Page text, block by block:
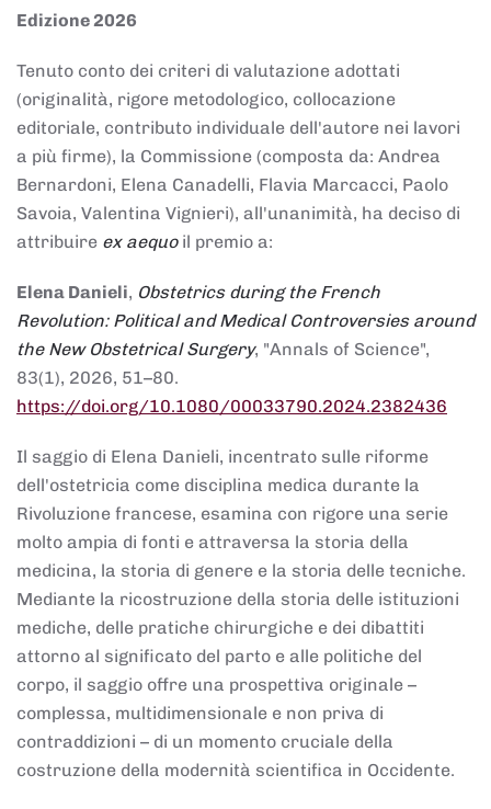
Edizione 2026
Tenuto conto dei criteri di valutazione adottati
(originalità, rigore metodologico, collocazione
editoriale, contributo individuale dell'autore nei lavori
a più firme), la Commissione (composta da: Andrea
Bernardoni, Elena Canadelli, Flavia Marcacci, Paolo
Savoia, Valentina Vignieri), all'unanimità, ha deciso di
attribuire ex aequoil premio a:
Elena Danieli, Obstetrics during the French
Revolution: Political and Medical Controversies around
the New Obstetrical Surgery, "Annals of Science",
83(1), 2026, 51–80.
https://doi.org/10.1080/00033790.2024.2382436
Il saggio di Elena Danieli, incentrato sulle riforme
dell'ostetricia come disciplina medica durante la
Rivoluzione francese, esamina con rigore una serie
molto ampia di fonti e attraversa la storia della
medicina, la storia di genere e la storia delle tecniche.
Mediante la ricostruzione della storia delle istituzioni
mediche, delle pratiche chirurgiche e dei dibattiti
attorno al significato del parto e alle politiche del
corpo, il saggio offre una prospettiva originale –
complessa, multidimensionale e non priva di
contraddizioni – di un momento cruciale della
costruzione della modernità scientifica in Occidente.